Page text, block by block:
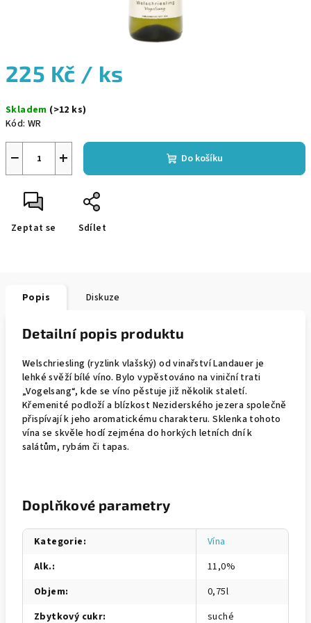
225 Kč / ks
cena:
Skladem (>12 ks)
Kód: WR
+
− Do košíku
Zeptat se Sdílet
Popis Diskuze
Detailní popis produktu
Welschriesling (ryzlink vlašský) od vinařství Landauer je
lehké svěží bílé víno. Bylo vypěstováno na viniční trati
„Vogelsang“, kde se víno pěstuje již několik staletí.
Křemenité podloží a blízkost Neziderského jezera společně
přispívají k jeho aromatickému charakteru. Sklenka tohoto
vína se skvěle hodí zejména do horkých letních dní k
salátům, rybám či tapas.
Doplňkové parametry
Kategorie:
Vína
Alk.:
11,0%
Objem:
0,75l
Zbytkový cukr: suché